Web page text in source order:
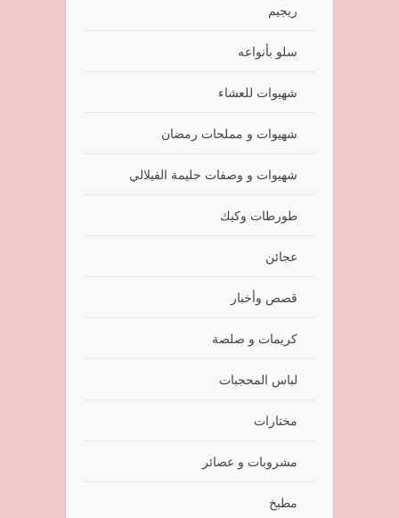
ريجيم
سلو بأنواعه
شهيوات للعشاء
شهيوات و مملحات رمضان
شهيوات و وصفات حليمة الفيلالي
طورطات وكيك
عجائن
قصص وأخبار
كريمات و صلصة
لباس المحجبات
مختارات
مشروبات و عصائر
مطبخ